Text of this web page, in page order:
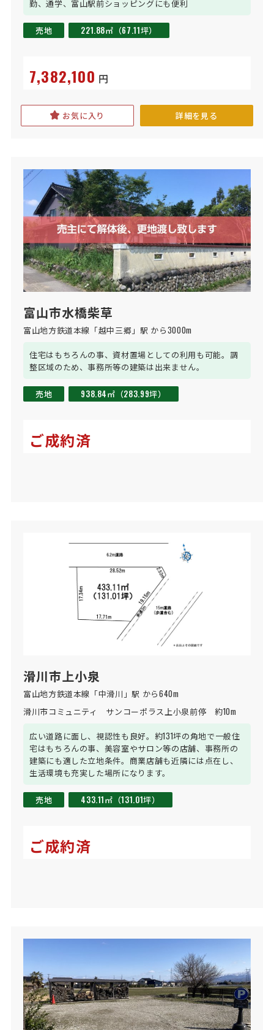
勤、通学、富山駅前ショッピングにも便利
売地 221.88㎡（67.11坪）
7,382,100 円
お気に入り 詳細を見る
富山市水橋柴草
富山地方鉄道本線「越中三郷」駅 から3000m
住宅はもちろんの事、資材置場としての利用も可能。調
整区域のため、事務所等の建築は出来ません。
売地 938.84㎡（283.99坪）
ご成約済
滑川市上小泉
富山地方鉄道本線「中滑川」駅 から640m
滑川市コミュニティ　サンコーポラス上小泉前停　約10m
広い道路に面し、視認性も良好。約131坪の角地で一般住
宅はもちろんの事、美容室やサロン等の店舗、事務所の
建築にも適した立地条件。商業店舗も近隣には点在し、
生活環境も充実した場所になります。
売地 433.11㎡（131.01坪）
ご成約済